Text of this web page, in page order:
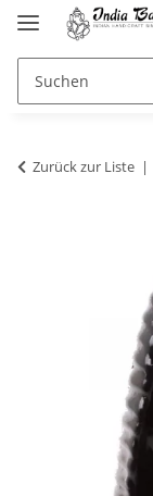
Zurück zur Liste